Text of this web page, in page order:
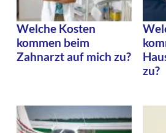
Welche Kosten
kommen beim
Zahnarzt auf mich zu?
zu?